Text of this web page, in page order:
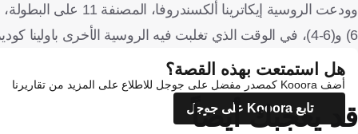
6) و(6-4)، في الوقت الذي تغلبت فيه الروسية الأخرى باولينا كوديرميتوفا على الإسبانية جيومار ماريستاني بنتيجة (6-2) و(6-3)
هل استمتعت بهذه القصة؟
أضف Kooora كمصدر مفضل على جوجل للاطلاع على المزيد من تقاريرنا
تابع Kooora على جوجل
قد يعجبك أيضاً